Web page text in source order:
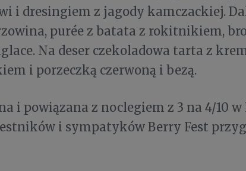
i dresingiem z jagody kamczackiej.
purée z batata z rokitnikiem,
Na deser czekoladowa tarta z
i porzeczką czerwoną i bezą.
i powiązana z noclegiem z 3 na 4/10 w
i sympatyków Berry Fest